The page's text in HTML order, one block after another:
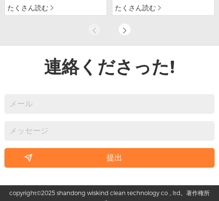
rockwoolクリーンルーム壁パ
ネル
たくさん読む
の手作りクリーンルームのサン
ドイッチパネル
たくさん読む
連絡くださった!
copyright©2025 shandong wiskind clean technology co ., ltd。著作権所